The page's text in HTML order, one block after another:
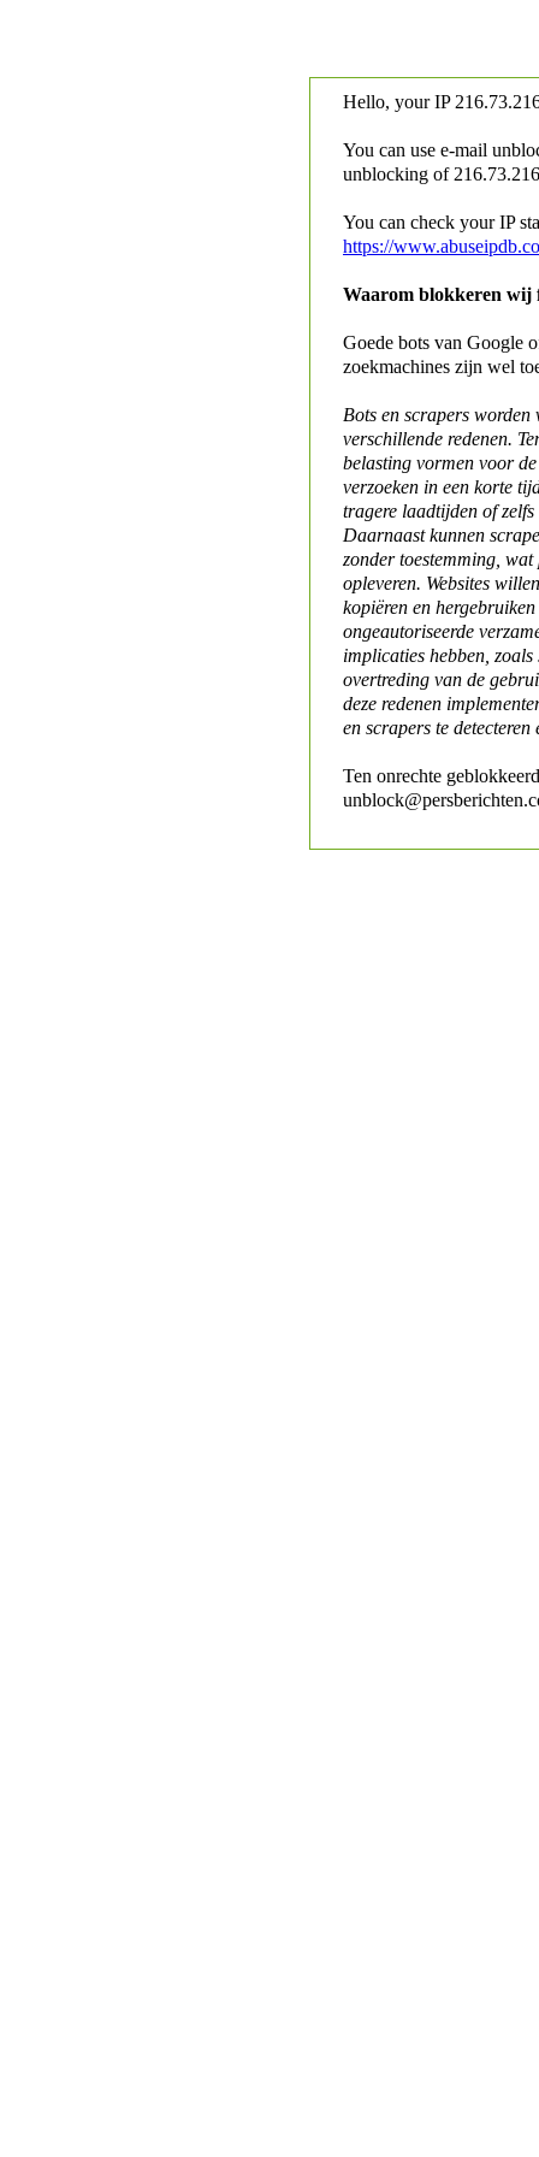
Hello, your IP
You can use e-mail
unblocking of
You can check your IP
https://
Waarom blokkeren wij
Goede bots van Google
zoekmachines zijn wel
Bots en scrapers worden
verschillende redenen.
belasting vormen voor
verzoeken in een korte
tragere laadtijden of
Daarnaast kunnen
zonder toestemming,
opleveren. Websites
kopiëren en
ongeautoriseerde
implicaties hebben,
overtreding van de
deze redenen
en scrapers te detecteren
Ten onrechte